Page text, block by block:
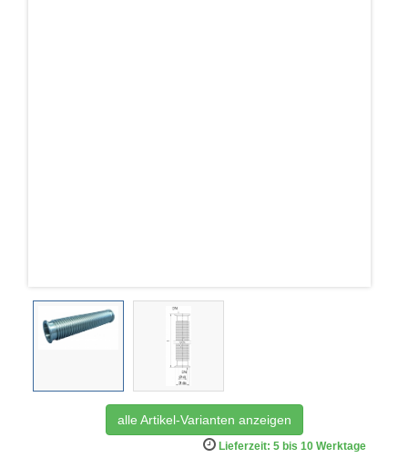
alle Artikel-Varianten anzeigen
Lieferzeit: 5 bis 10 Werktage